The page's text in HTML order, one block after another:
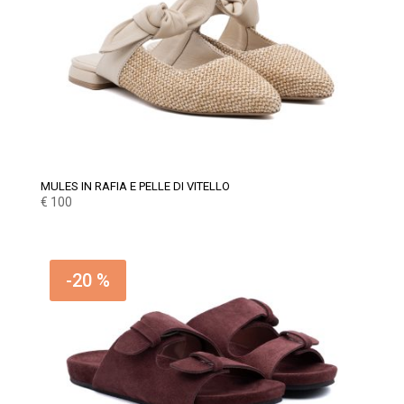
MULES IN RAFIA E PELLE DI VITELLO
€ 100
-20 %